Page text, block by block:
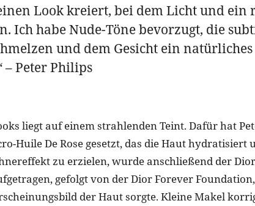
Look kreiert, bei dem Licht und ein
Ich habe Nude-Töne bevorzugt, die
und dem Gesicht ein
– Peter Philips
liegt auf einem strahlenden Teint. Dafür hat
Huile De Rose gesetzt, das die Haut hydratisiert
zu erzielen, wurde anschließend der
gefolgt von der Dior Forever
der Haut sorgte. Kleine Makel